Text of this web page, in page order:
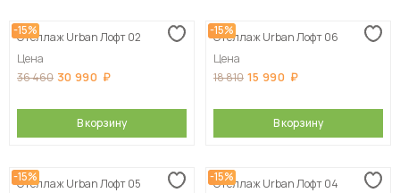
-15%
Стеллаж Urban Лофт 02
Цена
36 460 30 990
В корзину
-15%
Стеллаж Urban Лофт 06
Цена
18 810 15 990
В корзину
-15%
Стеллаж Urban Лофт 05
-15%
Стеллаж Urban Лофт 04